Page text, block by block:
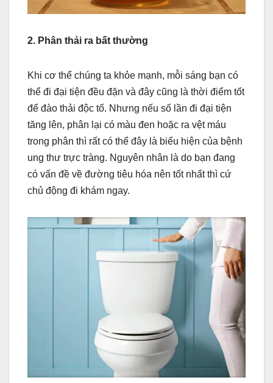
2. Phân thải ra bất thường
Khi cơ thể chúng ta khỏe mạnh, mỗi sáng bạn có
thể đi đại tiện đều đặn và đây cũng là thời điểm tốt
để đào thải độc tố. Nhưng nếu số lần đi đại tiện
tăng lên, phân lại có màu đen hoặc ra vệt máu
trong phân thì rất có thể đây là biểu hiện của bệnh
ung thư trực tràng. Nguyên nhân là do bạn đang
có vấn đề về đường tiêu hóa nên tốt nhất thì cứ
chủ động đi khám ngay.